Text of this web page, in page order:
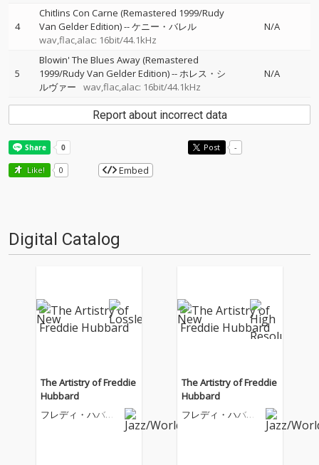
4
Chitlins Con Carne (Remastered 1999/Rudy
Van Gelder Edition)--ケニー・バレル
wav,flac,alac: 16bit/44.1kHz
N/A
5
Blowin' The Blues Away (Remastered
1999/Rudy Van Gelder Edition)--ホレス・シ
ルヴァー
wav,flac,alac: 16bit/44.1kHz
N/A
Report about incorrect data
Post -
Like! 0 Embed
Digital Catalog
The Artistry of Freddie
Hubbard
フレディ・ハバー
The Artistry of Freddie
Hubbard
フレディ・ハバー